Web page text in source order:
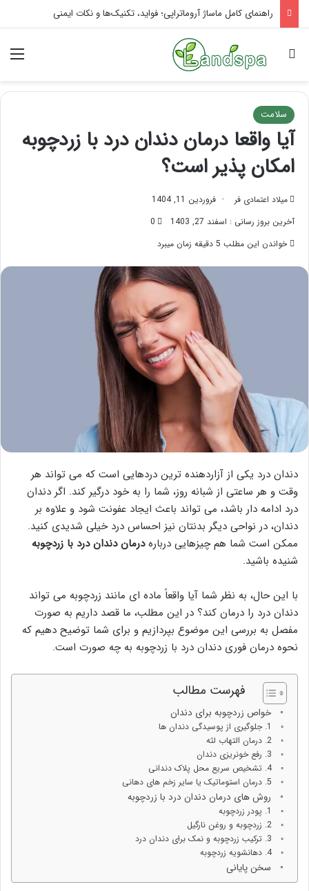
تاثیر ماساژ بر افسردگی؛ با ماساژ درمانی افسردگی را درمان کنید!
جستجو برای
سلامت
آیا واقعا درمان دندان درد با زردچوبه
امکان پذیر است؟
میلاد اعتمادی فر
فروردین 11, 1404
آخرین بروز رسانی : اسفند 27, 1403
0
خواندن این مطلب 5 دقیقه زمان میبرد
دندان درد یکی از آزاردهنده ترین دردهایی است که می تواند هر
وقت و هر ساعتی از شبانه روز، شما را به خود درگیر کند. اگر دندان
درد ادامه دار باشد، می تواند باعث ایجاد عفونت شود و علاوه بر
دندان، در نواحی دیگر بدنتان نیز احساس درد خیلی شدیدی کنید.
ممکن است شما هم چیزهایی دربارهدرمان دندان درد با زردچوبه
شنیده باشید.
با این حال، به نظر شما آیا واقعاً ماده ای مانند زردچوبه می تواند
دندان درد را درمان کند؟ در این مطلب، ما قصد داریم به صورت
مفصل به بررسی این موضوع بپردازیم و برای شما توضیح دهیم که
نحوه درمان فوری دندان درد با زردچوبه به چه صورت است.
فهرست مطالب
خواص زردچوبه برای دندان
1. جلوگیری از پوسیدگی دندان ها
2. درمان التهاب لثه
3. رفع خونریزی دندان
4. تشخیص سریع محل پلاک دندانی
5. درمان استوماتیک یا سایر زخم های دهانی
روش های درمان دندان درد با زردچوبه
1. پودر زردچوبه
2. زردچوبه و روغن نارگیل
3. ترکیب زردچوبه و نمک برای دندان درد
4. دهانشویه زردچوبه
سخن پایانی